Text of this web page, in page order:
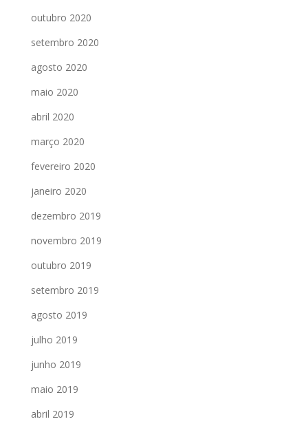
outubro 2020
setembro 2020
agosto 2020
maio 2020
abril 2020
março 2020
fevereiro 2020
janeiro 2020
dezembro 2019
novembro 2019
outubro 2019
setembro 2019
agosto 2019
julho 2019
junho 2019
maio 2019
abril 2019